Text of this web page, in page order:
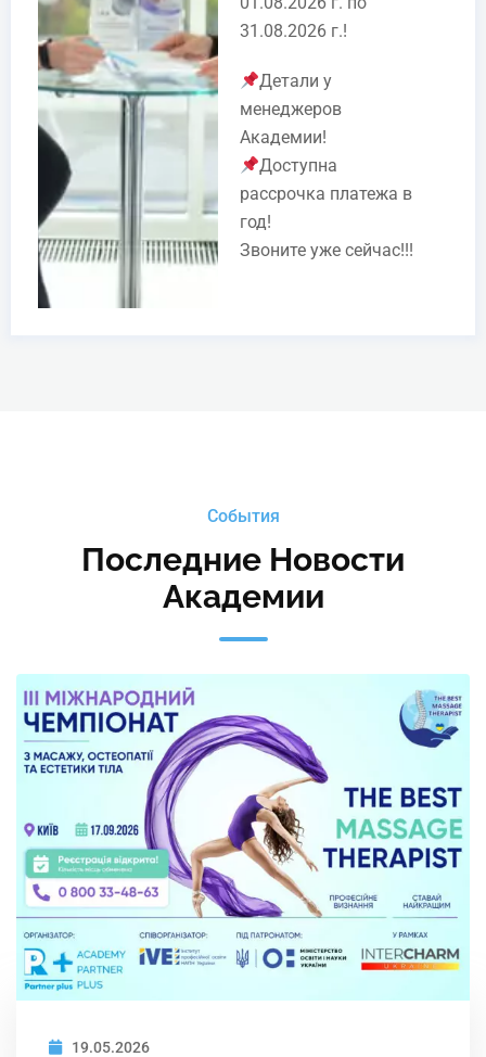
31.08.2026 г.!
Детали у
менеджеров
Академии!
Доступна
рассрочка платежа в
год!
Звоните уже сейчас!!!
События
Последние Новости
Академии
19.05.2026